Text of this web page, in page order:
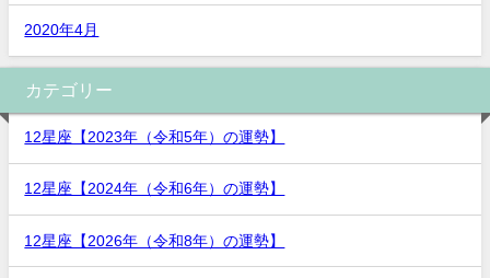
2020年4月
カテゴリー
12星座【2023年（令和5年）の運勢】
12星座【2024年（令和6年）の運勢】
12星座【2026年（令和8年）の運勢】